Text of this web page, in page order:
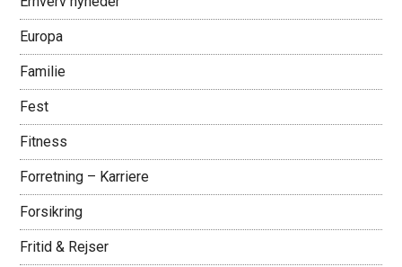
Europa
Familie
Fest
Fitness
Forretning – Karriere
Forsikring
Fritid & Rejser